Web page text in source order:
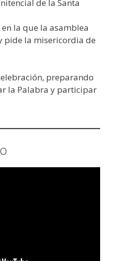
de la Santa
la que la asamblea
pide la misericordia de
preparando
la Palabra y participar